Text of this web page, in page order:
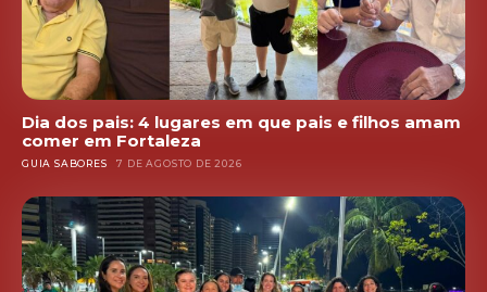
Dia dos pais: 4 lugares em que pais e filhos amam
comer em Fortaleza
GUIA SABORES 7 DE AGOSTO DE 2026